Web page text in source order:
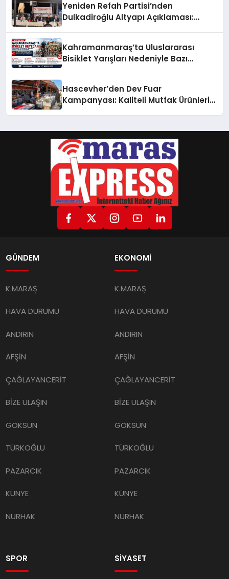
Yeniden Refah Partisi’nden
Dulkadiroğlu Altyapı Açıklaması:
Kahramanmaraş’ta Uluslararası
Bisiklet Yarışları Nedeniyle Bazı
Hascevher’den Dev Fuar
Kampanyası: Kaliteli Mutfak Ürünleri
GÜNDEM
K.MARAŞ
HAVA DURUMU
ANDIRIN
AFŞİN
ÇAĞLAYANCERİT
BİZE ULAŞIN
GÖKSUN
TÜRKOĞLU
PAZARCIK
KÜNYE
NURHAK
EKONOMİ
K.MARAŞ
HAVA DURUMU
ANDIRIN
AFŞİN
ÇAĞLAYANCERİT
BİZE ULAŞIN
GÖKSUN
TÜRKOĞLU
PAZARCIK
KÜNYE
NURHAK
SPOR SİYASET